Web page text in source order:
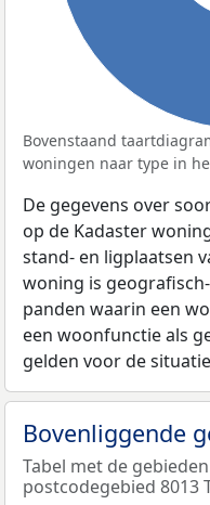
Bovenstaand
woningen naar type in
De gegevens over
op de Kadaster
stand- en ligplaatsen
woning is
panden waarin een
een woonfunctie als
gelden voor de
Bovenliggende
Tabel met de
postcodegebied 8013